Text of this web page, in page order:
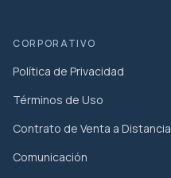
CORPORATIVO
Política de Privacidad
Términos de Uso
Contrato de Venta a Distancia
Comunicación